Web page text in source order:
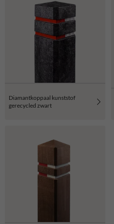
Diamantkoppaal kunststof
gerecycled zwart